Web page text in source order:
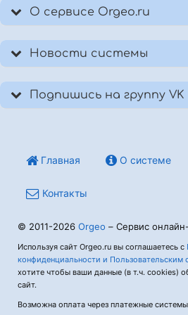
О сервисе Orgeo.ru
Новости системы
Подпишись на группу VK
Главная О системе
Контакты
© 2011-2026 Orgeo – Сервис
Используя сайт Orgeo.ru вы соглашаетесь с
конфиденциальности и Пользовательским
хотите чтобы ваши данные (в т.ч. cookies)
сайт.
Возможна оплата через платежные